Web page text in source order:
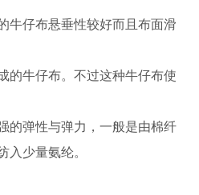
牛仔布悬垂性较好而且布面滑
的牛仔布。不过这种牛仔布使
的弹性与弹力，一般是由棉纤
入少量氨纶。